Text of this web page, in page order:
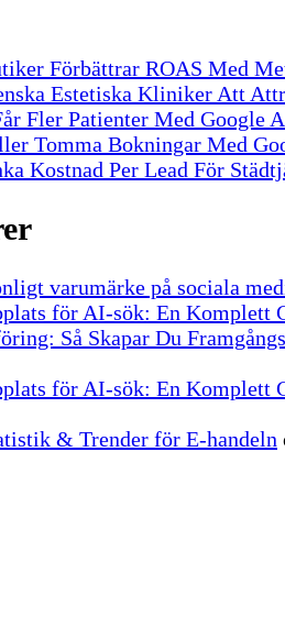
Förbättrar ROAS Med
Estetiska Kliniker Att
Fler Patienter Med Google
Tomma Bokningar Med
Kostnad Per Lead För
varumärke på sociala
för AI-sök: En Komplett
Så Skapar Du
för AI-sök: En Komplett
& Trender för E-handeln